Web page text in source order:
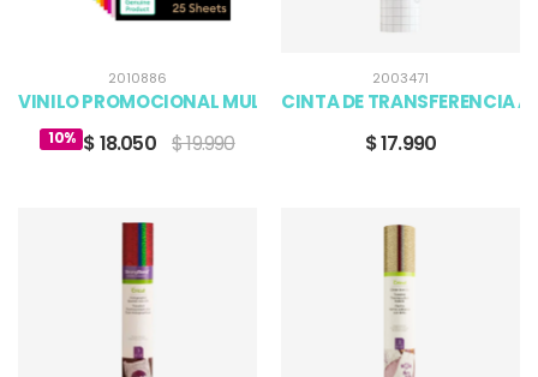
2010886
VINILO PROMOCIONAL MULTICOLOR CRICUT 12 X 12 (25)
10% $ 18.050 $ 19.990
2003471
CINTA DE TRANSFERENCIA A
$ 17.990